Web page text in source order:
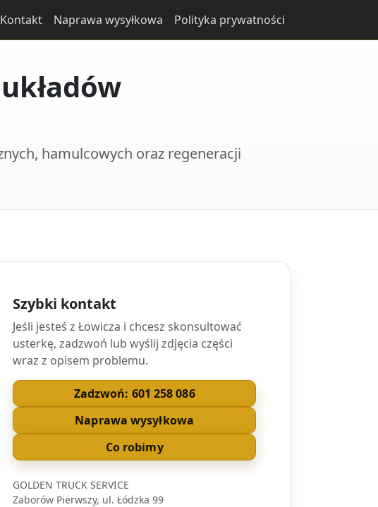
Kontakt Naprawa wysyłkowa Polityka prywatności
hamulcowych oraz regeneracji
Szybki kontakt
Jeśli jesteś z Łowicza i chcesz skonsultować
usterkę, zadzwoń lub wyślij zdjęcia części
wraz z opisem problemu.
Zadzwoń: 601 258 086
Naprawa wysyłkowa
Co robimy
GOLDEN TRUCK SERVICE
Zaborów Pierwszy, ul. Łódzka 99